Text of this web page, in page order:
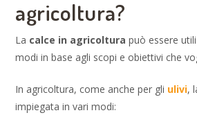
agricoltura?
La calce in agricolturapuò essere
modi in base agli scopi e obiettivi che
In agricoltura, come anche per gli ulivi,
impiegata in vari modi: